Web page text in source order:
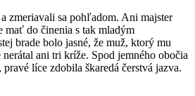
zmeriavali sa pohľadom. Ani majster
mať do činenia s tak mladým
brade bolo jasné, že muž, ktorý mu
ani tri kríže. Spod jemného obočia
líce zdobila škaredá čerstvá jazva.